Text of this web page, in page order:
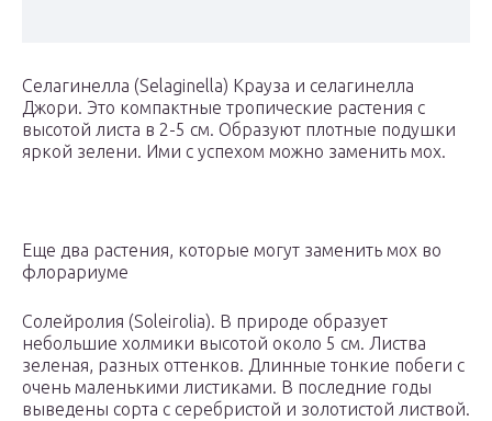
Селагинелла (Selaginella) Крауза и селагинелла
Джори. Это компактные тропические растения с
высотой листа в 2-5 см. Образуют плотные подушки
яркой зелени. Ими с успехом можно заменить мох.
Еще два растения, которые могут заменить мох во
флорариуме
Солейролия (Soleirolia). В природе образует
небольшие холмики высотой около 5 см. Листва
зеленая, разных оттенков. Длинные тонкие побеги с
очень маленькими листиками. В последние годы
выведены сорта с серебристой и золотистой листвой.